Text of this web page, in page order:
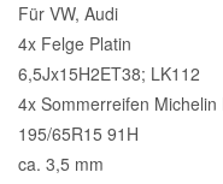
Für VW, Audi
4x Felge Platin
6,5Jx15H2ET38; LK112
4x Sommerreifen Michelin
195/65R15 91H
ca. 3,5 mm